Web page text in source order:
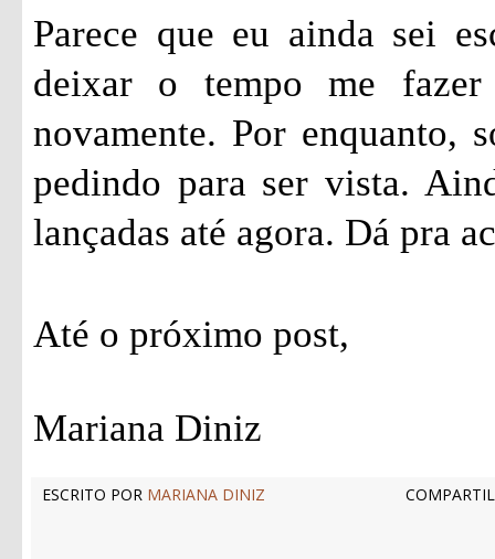
Parece que eu ainda sei
deixar o tempo me fazer
novamente. Por enquanto,
pedindo para ser vista.
lançadas até agora. Dá pra
Até o próximo post,
Mariana Diniz
ESCRITO POR MARIANA DINIZ